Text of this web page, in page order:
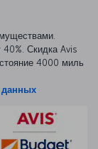
Скидка Avis
4000 миль
данных